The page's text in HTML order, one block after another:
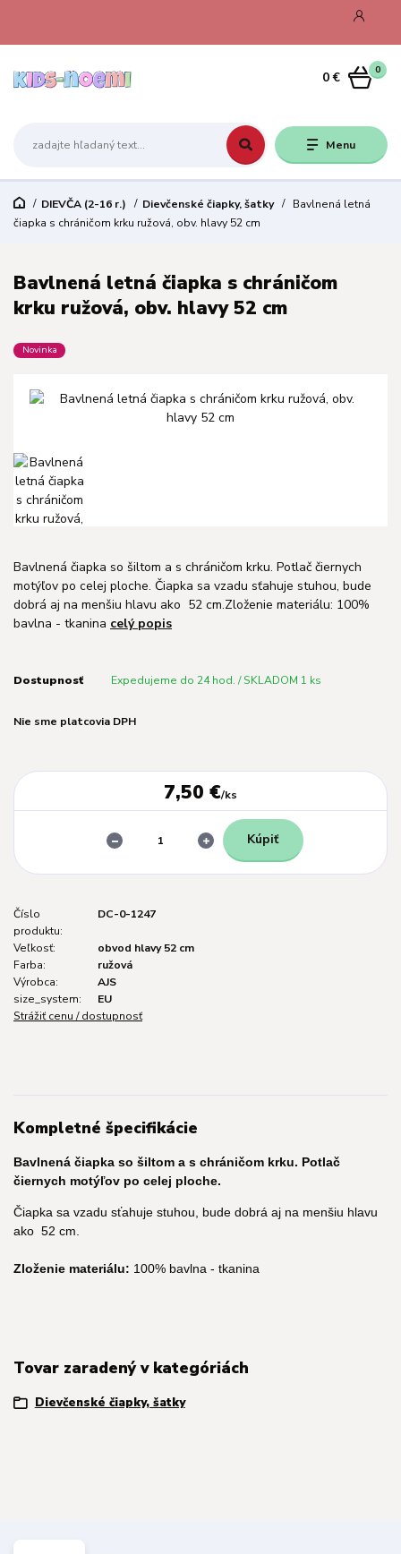
Menu
0
0 €
DIEVČA (2-16 r.) Dievčenské čiapky, šatky
Bavlnená letná
čiapka s chráničom krku ružová, obv. hlavy 52 cm
Bavlnená letná čiapka s chráničom
krku ružová, obv. hlavy 52 cm
Novinka
Bavlnená čiapka so šiltom a s chráničom krku. Potlač čiernych
motýľov po celej ploche. Čiapka sa vzadu sťahuje stuhou, bude
dobrá aj na menšiu hlavu ako 52 cm.Zloženie materiálu: 100%
bavlna - tkanina celý popis
Dostupnosť Expedujeme do 24 hod. / SKLADOM 1 ks
Nie sme platcovia DPH
7,50 €/ks
Kúpiť
Číslo
produktu:
DC-0-1247
Veľkosť:
obvod hlavy 52 cm
Farba:
ružová
Výrobca:
AJS
size_system:
EU
Strážiť cenu / dostupnosť
Kompletné špecifikácie
Bavlnená čiapka so šiltom a s chráničom krku. Potlač
čiernych motýľov po celej ploche.
Čiapka sa vzadu sťahuje stuhou, bude dobrá aj na menšiu hlavu
ako 52 cm.
Zloženie materiálu: 100% bavlna - tkanina
Tovar zaradený v kategóriách
Dievčenské čiapky, šatky